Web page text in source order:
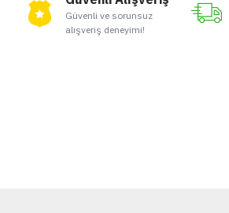
Güvenli ve sorunsuz
alışveriş deneyimi!